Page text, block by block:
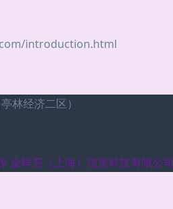
introduction.html
林经济二区）
金梓亮（上海）信息科技有限公司